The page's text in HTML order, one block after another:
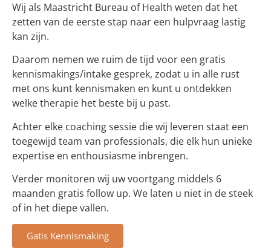
Wij als Maastricht Bureau of Health weten dat het
zetten van de eerste stap naar een hulpvraag lastig
kan zijn.
Daarom nemen we ruim de tijd voor een gratis
kennismakings/intake gesprek, zodat u in alle rust
met ons kunt kennismaken en kunt u ontdekken
welke therapie het beste bij u past.
Achter elke coaching sessie die wij leveren staat een
toegewijd team van professionals, die elk hun unieke
expertise en enthousiasme inbrengen.
Verder monitoren wij uw voortgang middels 6
maanden gratis follow up. We laten u niet in de steek
of in het diepe vallen.
Gatis Kennismaking